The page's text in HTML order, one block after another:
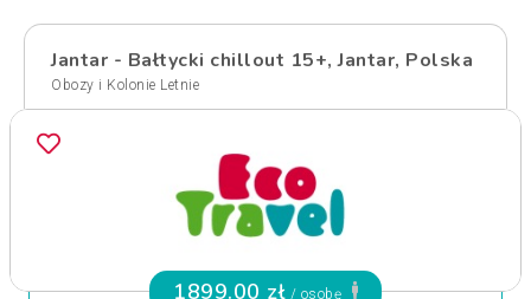
Jantar - Bałtycki chillout 15+, Jantar, Polska
Obozy i Kolonie Letnie
1899.00 zł / osobę